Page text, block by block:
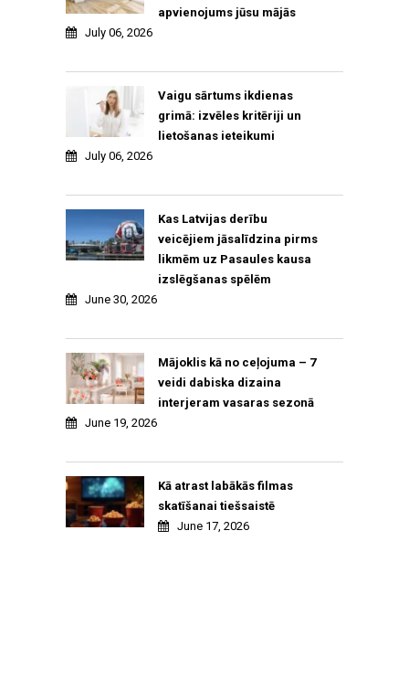
apvienojums jūsu mājās
July 06, 2026
Vaigu sārtums ikdienas
grimā: izvēles kritēriji un
lietošanas ieteikumi
July 06, 2026
Kas Latvijas derību
veicējiem jāsalīdzina pirms
likmēm uz Pasaules kausa
izslēgšanas spēlēm
June 30, 2026
Mājoklis kā no ceļojuma – 7
veidi dabiska dizaina
interjeram vasaras sezonā
June 19, 2026
Kā atrast labākās filmas
skatīšanai tiešsaistē
June 17, 2026